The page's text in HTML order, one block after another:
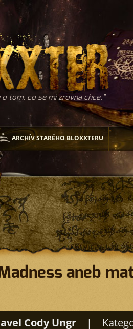
o tom, co se mi zrovna chce.
ARCHÍV STARÉHO BLOXXTERU
aneb
Cody Ungr |